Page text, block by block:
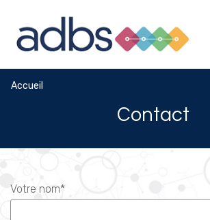
Accueil
Contact
Votre nom*